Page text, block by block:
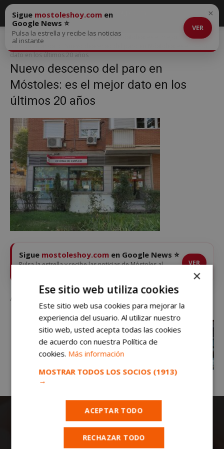
Inicio
Nuevo descenso del paro en Móstoles: es el mejor dato en los
últimos 20 años
dato en los últimos 20 años
Nuevo descenso del paro en
Móstoles: es el mejor dato en los
últimos 20 años
Sigue mostoleshoy.com en
Google News ⭐
Pulsa la estrella y recibe las noticias
al instante
VER
×
Sigue mostoleshoy.com en Google News ⭐
Pulsa la estrella y recibe las noticias de Móstoles al
VER
Nuevo descenso del paro en Móstoles: es el mejor dato en los últimos 20 años
×
Ese sitio web utiliza cookies
Este sitio web usa cookies para mejorar la
experiencia del usuario. Al utilizar nuestro
sitio web, usted acepta todas las cookies
de acuerdo con nuestra Política de
cookies. Más información
MOSTRAR TODOS LOS SOCIOS (1913)
→
ACEPTAR TODO
RECHAZAR TODO